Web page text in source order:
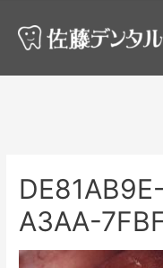
A3AA-